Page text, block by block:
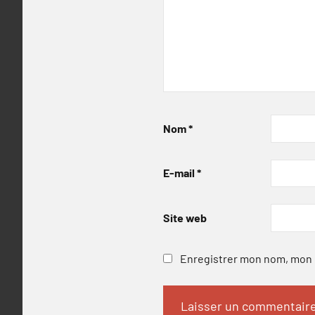
Nom*
E-mail *
Site web
Enregistrer mon nom,